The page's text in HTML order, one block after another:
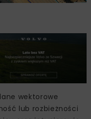
wektorowe
lub rozbieżności